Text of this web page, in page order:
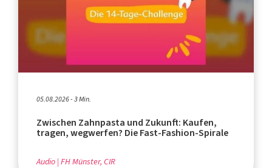
05.08.2026 - 3 Min.
Zwischen Zahnpasta und Zukunft: Kaufen,
tragen, wegwerfen? Die Fast-Fashion-Spirale
Audio FH Münster, CIR